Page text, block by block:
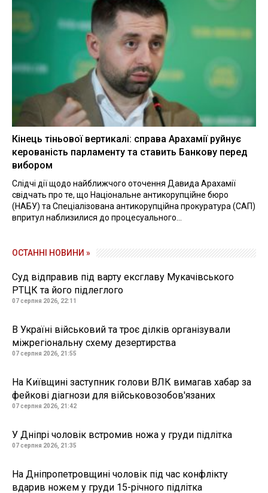
Кінець тіньової вертикалі: справа Арахамії руйнує
керованість парламенту та ставить Банкову перед
вибором
Слідчі дії щодо найближчого оточення Давида Арахамії
свідчать про те, що Національне антикорупційне бюро
(НАБУ) та Спеціалізована антикорупційна прокуратура (САП)
впритул наблизилися до процесуального...
ОСТАННІ НОВИНИ »
Суд відправив під варту ексглаву Мукачівського
РТЦК та його підлеглого
07 серпня 2026, 22:11
В Україні військовий та троє ділків організували
міжрегіональну схему дезертирства
07 серпня 2026, 21:55
На Київщині заступник голови ВЛК вимагав хабар за
фейкові діагнози для військовозобов'язаних
07 серпня 2026, 21:42
У Дніпрі чоловік встромив ножа у груди підлітка
07 серпня 2026, 21:35
На Дніпропетровщині чоловік під час конфлікту
вдарив ножем у груди 15-річного підлітка